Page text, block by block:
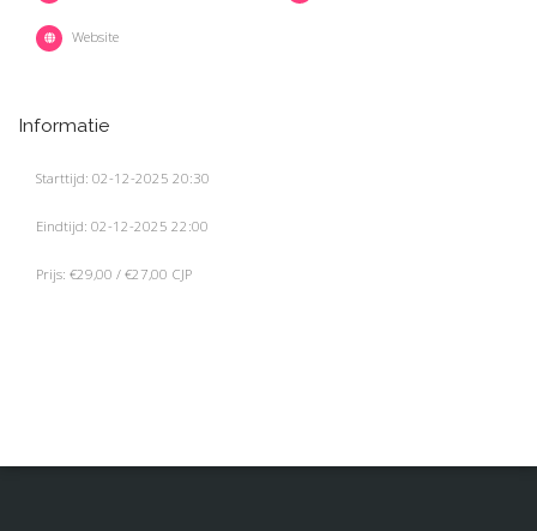
Website
Informatie
Starttijd: 02-12-2025 20:30
Eindtijd: 02-12-2025 22:00
Prijs: €29,00 / €27,00 CJP